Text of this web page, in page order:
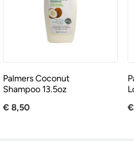
Palmers Coconut
Shampoo 13.5oz
€ 8,50